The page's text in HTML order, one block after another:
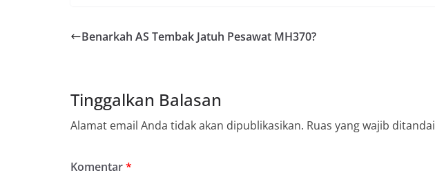
Benarkah AS Tembak Jatuh Pesawat MH370?
Tinggalkan Balasan
Alamat email Anda tidak akan dipublikasikan. Ruas yang wajib ditandai
Komentar*